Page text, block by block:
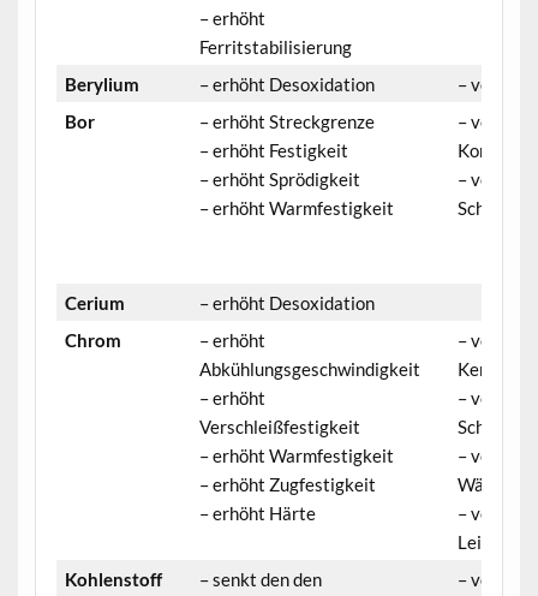
– erhöht
Ferritstabilisierung
Berylium
– erhöht Desoxidation
–
Bor
– erhöht Streckgrenze
– erhöht Festigkeit
– erhöht Sprödigkeit
– erhöht Warmfestigkeit
–
–
Cerium
– erhöht Desoxidation
Chrom
– erhöht
Abkühlungsgeschwindigkeit
– erhöht
Verschleißfestigkeit
– erhöht Warmfestigkeit
– erhöht Zugfestigkeit
– erhöht Härte
–
–
–
–
Kohlenstoff
– senkt den den
–